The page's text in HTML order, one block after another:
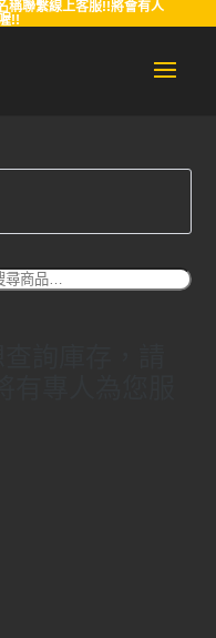
稱聯繫線上客服!!將會有人
!!
搜